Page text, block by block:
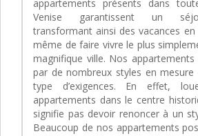
appartements présents dans
Venise garantissent un
transformant ainsi des vacances en
même de faire vivre le plus
magnifique ville. Nos
par de nombreux styles en
type d’exigences. En effet,
appartements dans le centre
signifie pas devoir renoncer à un
Beaucoup de nos appartements